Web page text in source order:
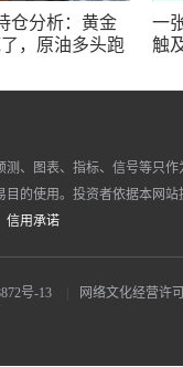
仓分析：黄金
，原油多头跑
一
触
、图表、指标、信号等只
的使用。投资者依据本网
信用承诺
号-13
网络文化经营许